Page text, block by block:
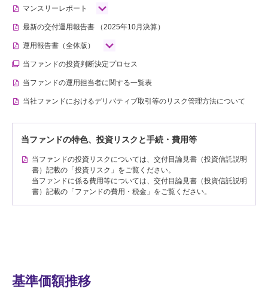
マンスリーレポート
最新の交付運用報告書 （2025年10月決算）
運用報告書（全体版）
当ファンドの投資判断決定プロセス
当ファンドの運用担当者に関する一覧表
当社ファンドにおけるデリバティブ取引等のリスク管理方法について
当ファンドの特色、投資リスクと手続・費用等
当ファンドの投資リスクについては、交付目論見書（投資信託説明
書）記載の「投資リスク」をご覧ください。
当ファンドに係る費用等については、交付目論見書（投資信託説明
書）記載の「ファンドの費用・税金」をご覧ください。
基準価額推移